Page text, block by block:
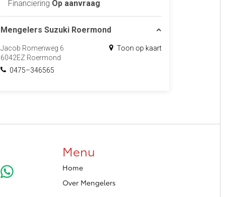
Financiering Op aanvraag
Mengelers Suzuki Roermond
Jacob Romenweg 6
6042EZ Roermond
0475–346565
Toon op kaart
Menu
Home
Over Mengelers